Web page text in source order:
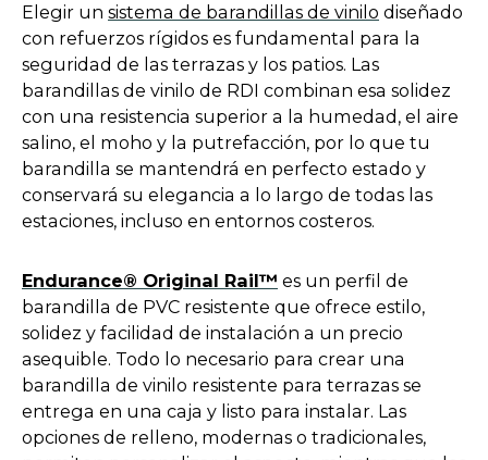
b
Elegir un sistema de barandillas de vinilo diseñado
con refuerzos rígidos es fundamental para la
seguridad de las terrazas y los patios. Las
barandillas de vinilo de RDI combinan esa solidez
con una resistencia superior a la humedad, el aire
salino, el moho y la putrefacción, por lo que tu
barandilla se mantendrá en perfecto estado y
conservará su elegancia a lo largo de todas las
estaciones, incluso en entornos costeros.
Endurance® Original Rail™ o
p
e
n
s
i
n
es un perfil de
barandilla de PVC resistente que ofrece estilo,
solidez y facilidad de instalación a un precio
asequible. Todo lo necesario para crear una
barandilla de vinilo resistente para terrazas se
entrega en una caja y listo para instalar. Las
opciones de relleno, modernas o tradicionales,